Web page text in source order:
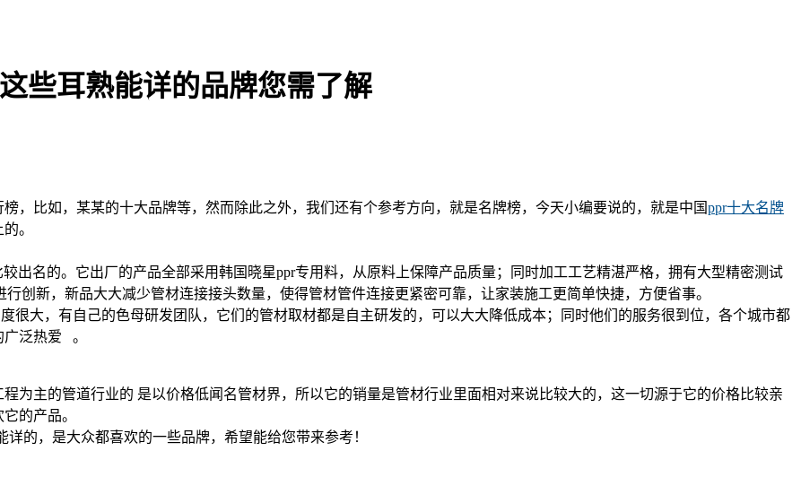
耳熟能详的品牌您需了解
，比如，某某的十大品牌等，然而除此之外，我们还有个参考方向，就是名牌榜，今天小编要说的，就是中国ppr十大名牌
。
出名的。它出厂的产品全部采用韩国晓星ppr专用料，从原料上保障产品质量；同时加工工艺精湛严格，拥有大型精密测试
创新，新品大大减少管材连接接头数量，使得管材管件连接更紧密可靠，让家装施工更简单快捷，方便省事。
大，有自己的色母研发团队，它们的管材取材都是自主研发的，可以大大降低成本；同时他们的服务很到位，各个城市都
泛热爱 。
为主的管道行业的 是以价格低闻名管材界，所以它的销量是管材行业里面相对来说比较大的，这一切源于它的价格比较亲
的产品。
的，是大众都喜欢的一些品牌，希望能给您带来参考！